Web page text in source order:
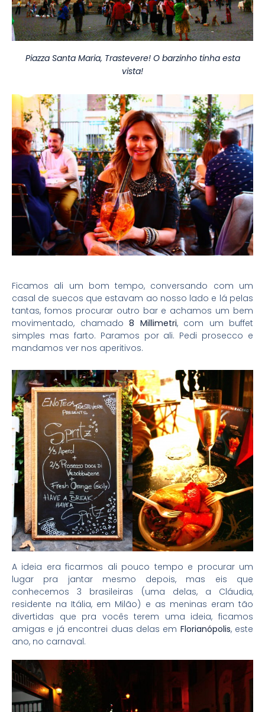
Piazza Santa Maria, Trastevere! O barzinho tinha esta
vista!
Ficamos ali um bom tempo, conversando com um
casal de suecos que estavam ao nosso lado e lá pelas
tantas, fomos procurar outro bar e achamos um bem
movimentado, chamado 8 Millimetri, com um buffet
simples mas farto. Paramos por ali. Pedi prosecco e
mandamos ver nos aperitivos.
A ideia era ficarmos ali pouco tempo e procurar um
lugar pra jantar mesmo depois, mas eis que
conhecemos 3 brasileiras (uma delas, a Cláudia,
residente na Itália, em Milão) e as meninas eram tão
divertidas que pra vocês terem uma ideia, ficamos
amigas e já encontrei duas delas em Florianópolis, este
ano, no carnaval.